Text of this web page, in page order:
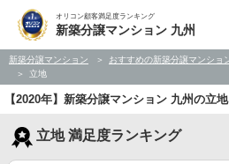
オリコン顧客満足度ランキング
新築分譲マンション 九州
新築分譲マンション おすすめの新築分譲マンショ
立地
【2020年】新築分譲マンション 九州の立
立地 満足度ランキング